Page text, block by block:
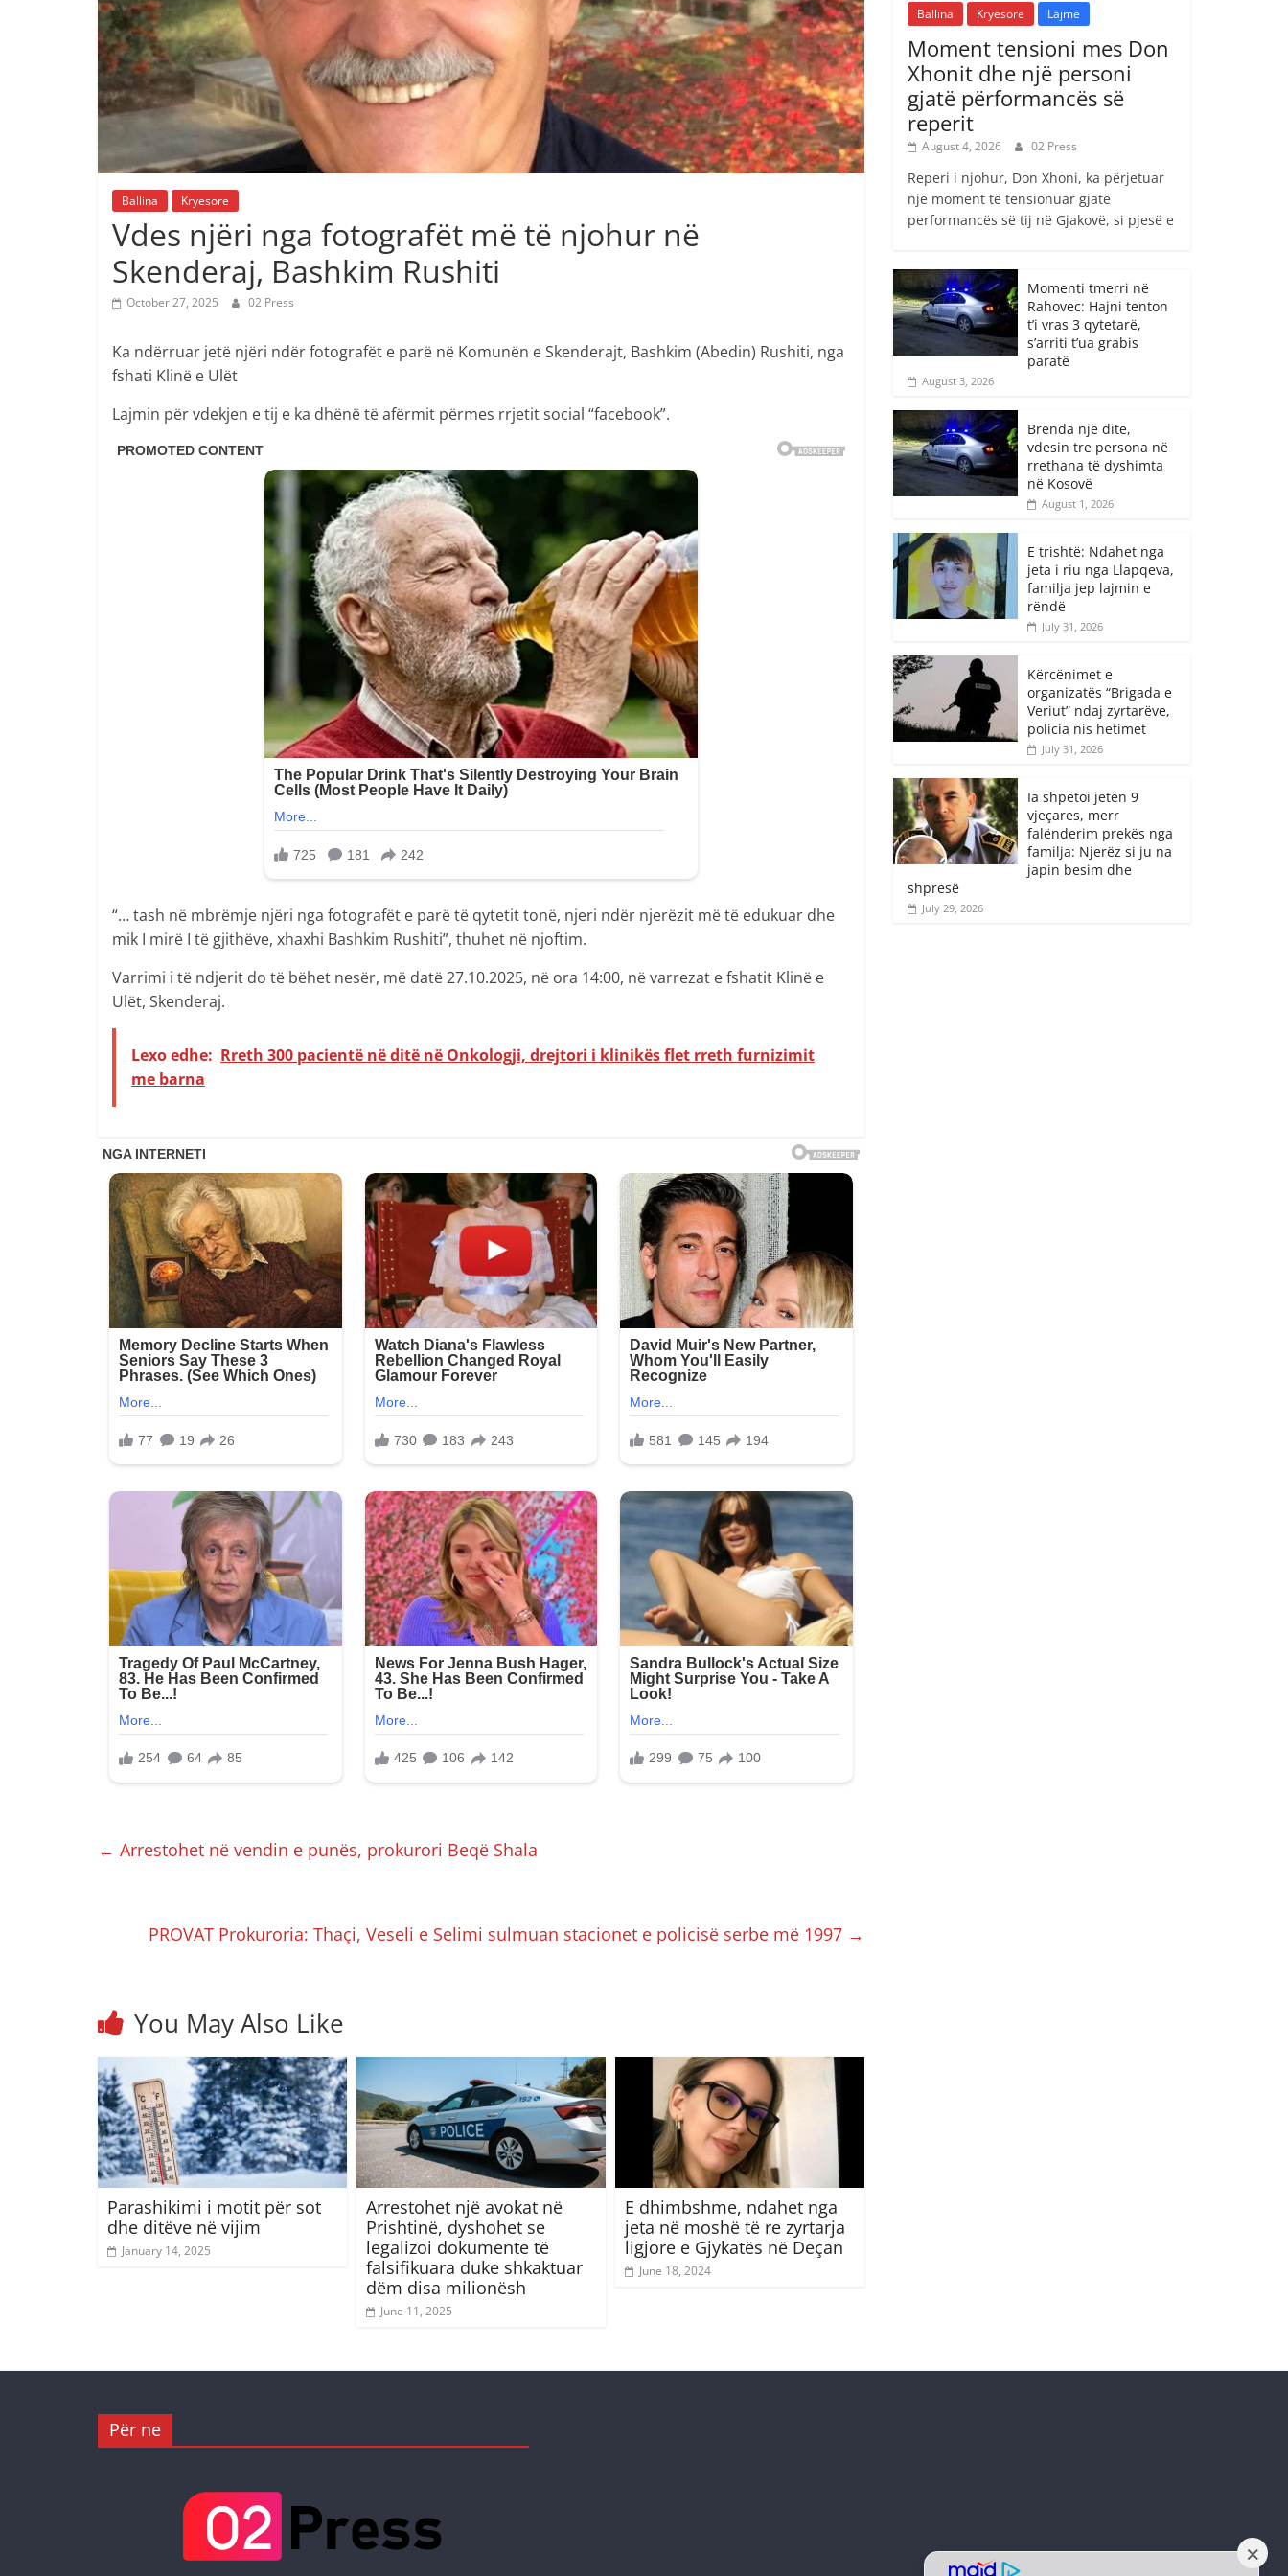
Ballina Kryesore
Vdes njëri nga fotografët më të njohur në
Skenderaj, Bashkim Rushiti
October 27, 2025 02 Press
Ka ndërruar jetë njëri ndër fotografët e parë në Komunën e Skenderajt, Bashkim (Abedin) Rushiti, nga
fshati Klinë e Ulët
Lajmin për vdekjen e tij e ka dhënë të afërmit përmes rrjetit social “facebook”.
“… tash në mbrëmje njëri nga fotografët e parë të qytetit tonë, njeri ndër njerëzit më të edukuar dhe
mik I mirë I të gjithëve, xhaxhi Bashkim Rushiti”, thuhet në njoftim.
Varrimi i të ndjerit do të bëhet nesër, më datë 27.10.2025, në ora 14:00, në varrezat e fshatit Klinë e
Ulët, Skenderaj.
Lexo edhe: Rreth 300 pacientë në ditë në Onkologji, drejtori i klinikës flet rreth furnizimit
me barna
← Arrestohet në vendin e punës, prokurori Beqë Shala
PROVAT Prokuroria: Thaçi, Veseli e Selimi sulmuan stacionet e policisë serbe më 1997 →
You May Also Like
Parashikimi i motit për sot
dhe ditëve në vijim
January 14, 2025
Arrestohet një avokat në
Prishtinë, dyshohet se
legalizoi dokumente të
falsifikuara duke shkaktuar
dëm disa milionësh
June 11, 2025
E dhimbshme, ndahet nga
jeta në moshë të re zyrtarja
ligjore e Gjykatës në Deçan
June 18, 2024
Ballina Kryesore Lajme
Moment tensioni mes Don
Xhonit dhe një personi
gjatë përformancës së
reperit
August 4, 2026 02 Press
Reperi i njohur, Don Xhoni, ka përjetuar
një moment të tensionuar gjatë
performancës së tij në Gjakovë, si pjesë e
Momenti tmerri në
Rahovec: Hajni tenton
t’i vras 3 qytetarë,
s’arriti t’ua grabis
paratë
August 3, 2026
Brenda një dite,
vdesin tre persona në
rrethana të dyshimta
në Kosovë
August 1, 2026
E trishtë: Ndahet nga
jeta i riu nga Llapqeva,
familja jep lajmin e
rëndë
July 31, 2026
Kërcënimet e
organizatës “Brigada e
Veriut” ndaj zyrtarëve,
policia nis hetimet
July 31, 2026
Ia shpëtoi jetën 9
vjeçares, merr
falënderim prekës nga
familja: Njerëz si ju na
japin besim dhe
shpresë
July 29, 2026
Për ne